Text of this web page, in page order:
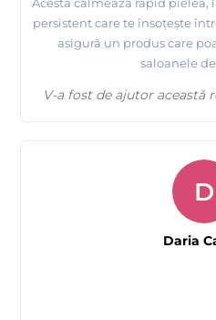
Acesta calmează rapid
persistent care te însoțește
asigură un produs care
saloanele
V-a fost de ajutor această
D
Daria